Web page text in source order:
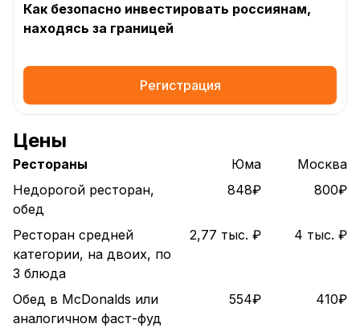
Как безопасно инвестировать россиянам,
находясь за границей
Регистрация
Цены
Рестораны Юма
Москва
Недорогой ресторан,
обед
848₽ 800₽
Ресторан средней
категории, на двоих, по
3 блюда
2,77 тыс. ₽ 4 тыс. ₽
Обед в McDonalds или
аналогичном фаст-фуд
554₽ 410₽